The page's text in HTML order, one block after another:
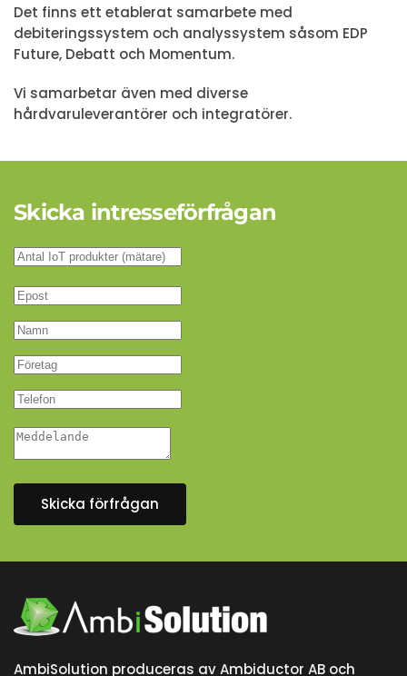
Det finns ett etablerat samarbete med
debiteringssystem och analyssystem såsom EDP
Future, Debatt och Momentum.
Vi samarbetar även med diverse
hårdvaruleverantörer och integratörer.
Skicka intresseförfrågan
Skicka förfrågan
AmbiSolution produceras av Ambiductor AB och